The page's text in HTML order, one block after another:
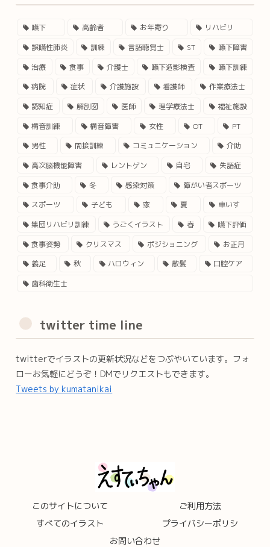
嚥下 高齢者 お年寄り
リハビリ
誤嚥性肺炎
訓練 言語聴覚士 ST
嚥下障害
治療
食事 介護士 嚥下造影検査
嚥下訓練
病院
症状 介護施設 看護師
作業療法士
認知症
解剖図 医師 理学療法士
福祉施設
構音訓練
構音障害 女性 OT
PT
男性
間接訓練 コミュニケーション
介助
高次脳機能障害
レントゲン 自宅
失語症
食事介助
冬 感染対策
障がい者スポーツ
スポーツ
子ども 家 夏
車いす
集団リハビリ訓練
うごくイラスト 春
嚥下評価
食事姿勢
クリスマス ポジショニング
お正月
義足
秋 ハロウィン 散髪
口腔ケア
歯科衛生士
twitter time line
twitterでイラストの更新状況などをつぶやいています。フォ
ローお気軽にどうぞ！DMでリクエストもできます。
Tweets by kumatanikai
このサイトについて
ご利用方法
すべてのイラスト
プライバシーポリシ
お問い合わせ